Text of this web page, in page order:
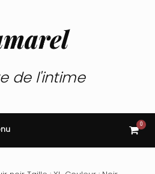
de l'intime
View
cart
0